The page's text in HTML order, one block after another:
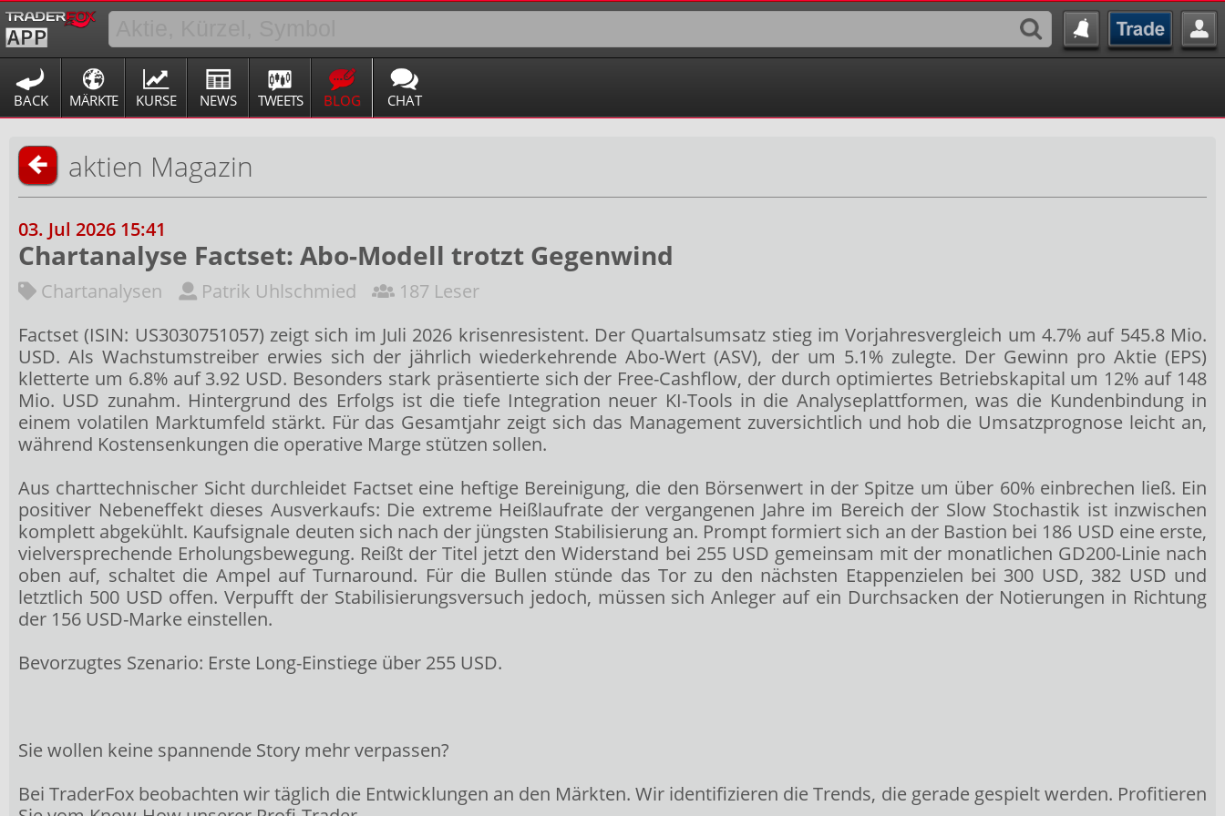
BACK MÄRKTE KURSE NEWS TWEETS BLOG CHAT
aktien Magazin
03. Jul 2026 15:41
Chartanalyse Factset: Abo-Modell trotzt Gegenwind
Chartanalysen Patrik Uhlschmied
187 Leser
Factset (ISIN: US3030751057) zeigt sich im Juli 2026 krisenresistent. Der Quartalsumsatz stieg im Vorjahresvergleich um 4.7% auf 545.8 Mio.
USD. Als Wachstumstreiber erwies sich der jährlich wiederkehrende Abo-Wert (ASV), der um 5.1% zulegte. Der Gewinn pro Aktie (EPS)
kletterte um 6.8% auf 3.92 USD. Besonders stark präsentierte sich der Free-Cashflow, der durch optimiertes Betriebskapital um 12% auf 148
Mio. USD zunahm. Hintergrund des Erfolgs ist die tiefe Integration neuer KI-Tools in die Analyseplattformen, was die Kundenbindung in
einem volatilen Marktumfeld stärkt. Für das Gesamtjahr zeigt sich das Management zuversichtlich und hob die Umsatzprognose leicht an,
während Kostensenkungen die operative Marge stützen sollen.
Aus charttechnischer Sicht durchleidet Factset eine heftige Bereinigung, die den Börsenwert in der Spitze um über 60% einbrechen ließ. Ein
positiver Nebeneffekt dieses Ausverkaufs: Die extreme Heißlaufrate der vergangenen Jahre im Bereich der Slow Stochastik ist inzwischen
komplett abgekühlt. Kaufsignale deuten sich nach der jüngsten Stabilisierung an. Prompt formiert sich an der Bastion bei 186 USD eine erste,
vielversprechende Erholungsbewegung. Reißt der Titel jetzt den Widerstand bei 255 USD gemeinsam mit der monatlichen GD200-Linie nach
oben auf, schaltet die Ampel auf Turnaround. Für die Bullen stünde das Tor zu den nächsten Etappenzielen bei 300 USD, 382 USD und
letztlich 500 USD offen. Verpufft der Stabilisierungsversuch jedoch, müssen sich Anleger auf ein Durchsacken der Notierungen in Richtung
der 156 USD-Marke einstellen.
Bevorzugtes Szenario: Erste Long-Einstiege über 255 USD.
Sie wollen keine spannende Story mehr verpassen?
Bei TraderFox beobachten wir täglich die Entwicklungen an den Märkten. Wir identifizieren die Trends, die gerade gespielt werden. Profitieren